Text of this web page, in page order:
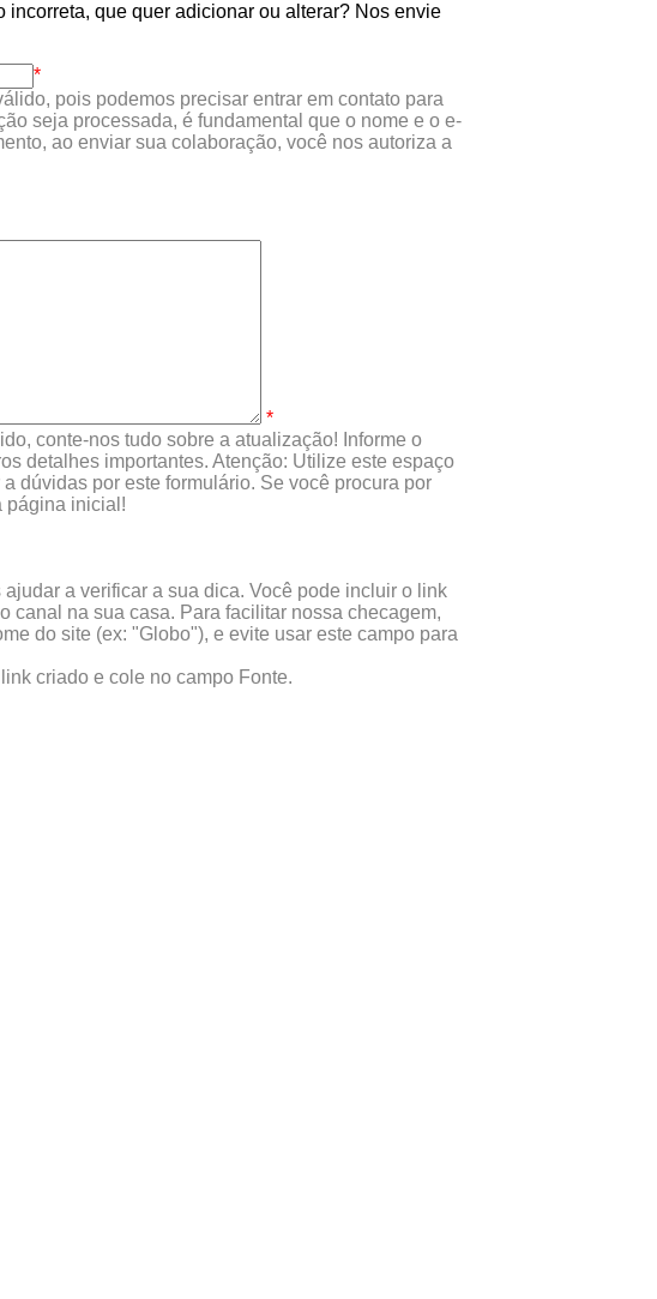
incorreta, que quer adicionar ou alterar? Nos envie
*
pois podemos precisar entrar em contato para
seja processada, é fundamental que o nome e o e-
ao enviar sua colaboração, você nos autoriza a
*
conte-nos tudo sobre a atualização! Informe o
detalhes importantes. Atenção: Utilize este espaço
dúvidas por este formulário. Se você procura por
página inicial!
a verificar a sua dica. Você pode incluir o link
canal na sua casa. Para facilitar nossa checagem,
do site (ex: "Globo"), e evite usar este campo para
criado e cole no campo Fonte.